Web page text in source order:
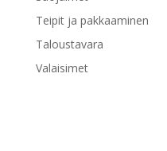
Teipit ja pakkaaminen
Taloustavara
Valaisimet